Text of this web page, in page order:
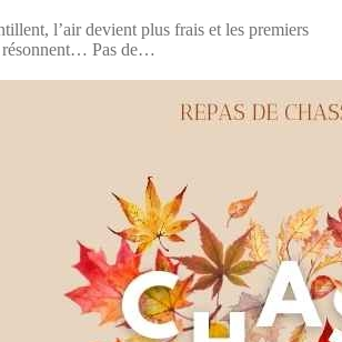
l’air devient plus frais et les premiers
résonnent… Pas de…